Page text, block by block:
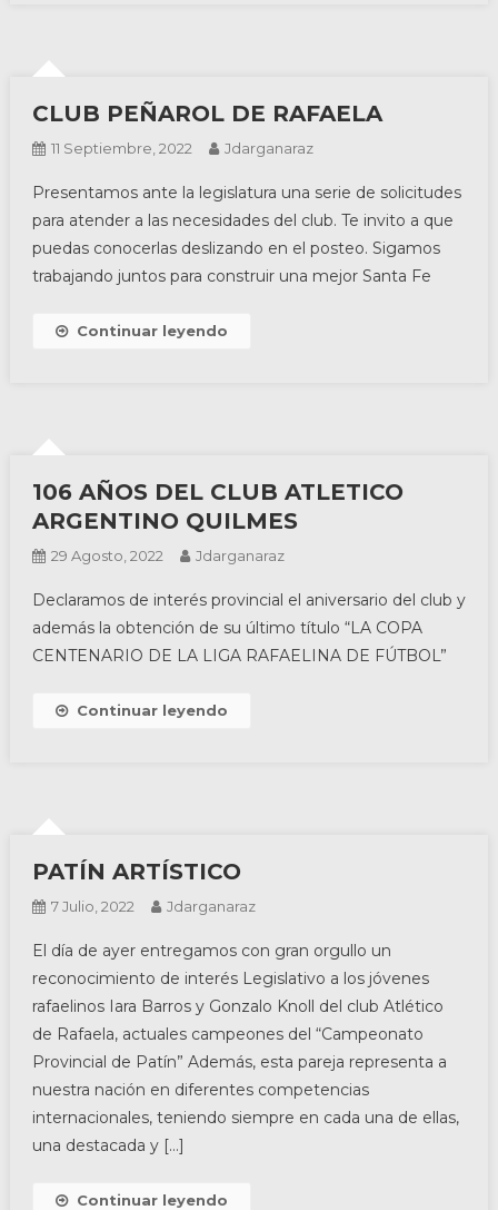
CLUB PEÑAROL DE RAFAELA
11 Septiembre, 2022 Jdarganaraz
Presentamos ante la legislatura una serie de solicitudes
para atender a las necesidades del club. Te invito a que
puedas conocerlas deslizando en el posteo. Sigamos
trabajando juntos para construir una mejor Santa Fe
Continuar leyendo
106 AÑOS DEL CLUB ATLETICO
ARGENTINO QUILMES
29 Agosto, 2022 Jdarganaraz
Declaramos de interés provincial el aniversario del club y
además la obtención de su último título “LA COPA
CENTENARIO DE LA LIGA RAFAELINA DE FÚTBOL”
Continuar leyendo
PATÍN ARTÍSTICO
7 Julio, 2022 Jdarganaraz
El día de ayer entregamos con gran orgullo un
reconocimiento de interés Legislativo a los jóvenes
rafaelinos Iara Barros y Gonzalo Knoll del club Atlético
de Rafaela, actuales campeones del “Campeonato
Provincial de Patín” Además, esta pareja representa a
nuestra nación en diferentes competencias
internacionales, teniendo siempre en cada una de ellas,
una destacada y […]
Continuar leyendo